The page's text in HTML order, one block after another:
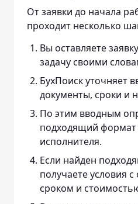
От заявки до начала
проходит несколько
Вы оставляете
задачу своими
БухПоиск уточняет
документы, сроки и
По этим вводным
подходящий
исполнителя.
Если найден
получаете условия
сроком и